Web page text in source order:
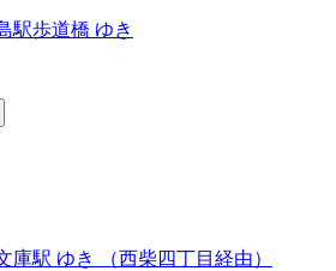
駅歩道橋 ゆき
庫駅 ゆき （西柴四丁目経由）